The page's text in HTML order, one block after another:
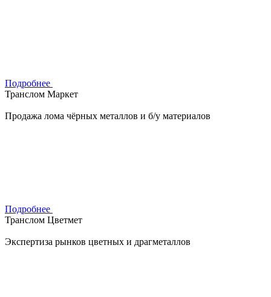
Подробнее
Транслом Маркет
Продажа лома чёрных металлов и б/у материалов
Подробнее
Транслом Цветмет
Экспертиза рынков цветных и драгметаллов